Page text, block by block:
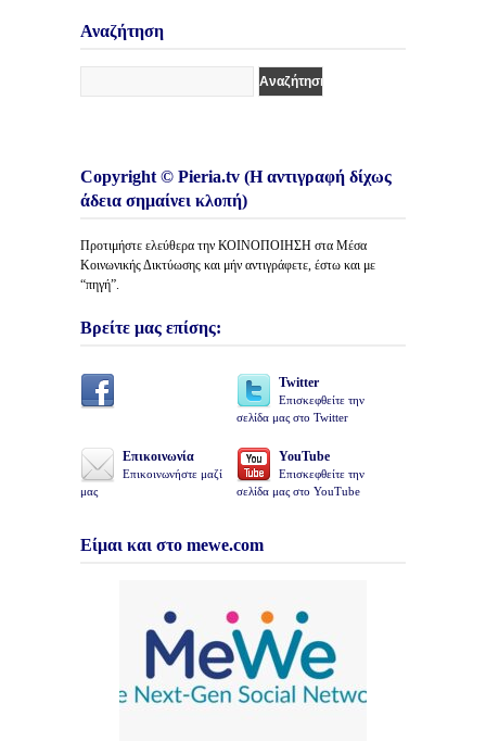
Άρθρων
Αναζήτηση
Copyright © Pieria.tv (Η αντιγραφή δίχως
άδεια σημαίνει κλοπή)
Προτιμήστε ελεύθερα την ΚΟΙΝΟΠΟΙΗΣΗ στα Μέσα
Κοινωνικής Δικτύωσης και μήν αντιγράφετε, έστω και με
“πηγή”.
Βρείτε μας επίσης:
Twitter
Επισκεφθείτε την
σελίδα μας στο Twitter
Επικοινωνία
Επικοινωνήστε μαζί
μας
YouTube
Επισκεφθείτε την
σελίδα μας στο YouTube
Είμαι και στο mewe.com